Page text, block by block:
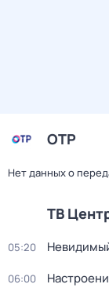
ОТР
Нет данных о
ТВ
05:20
06:00